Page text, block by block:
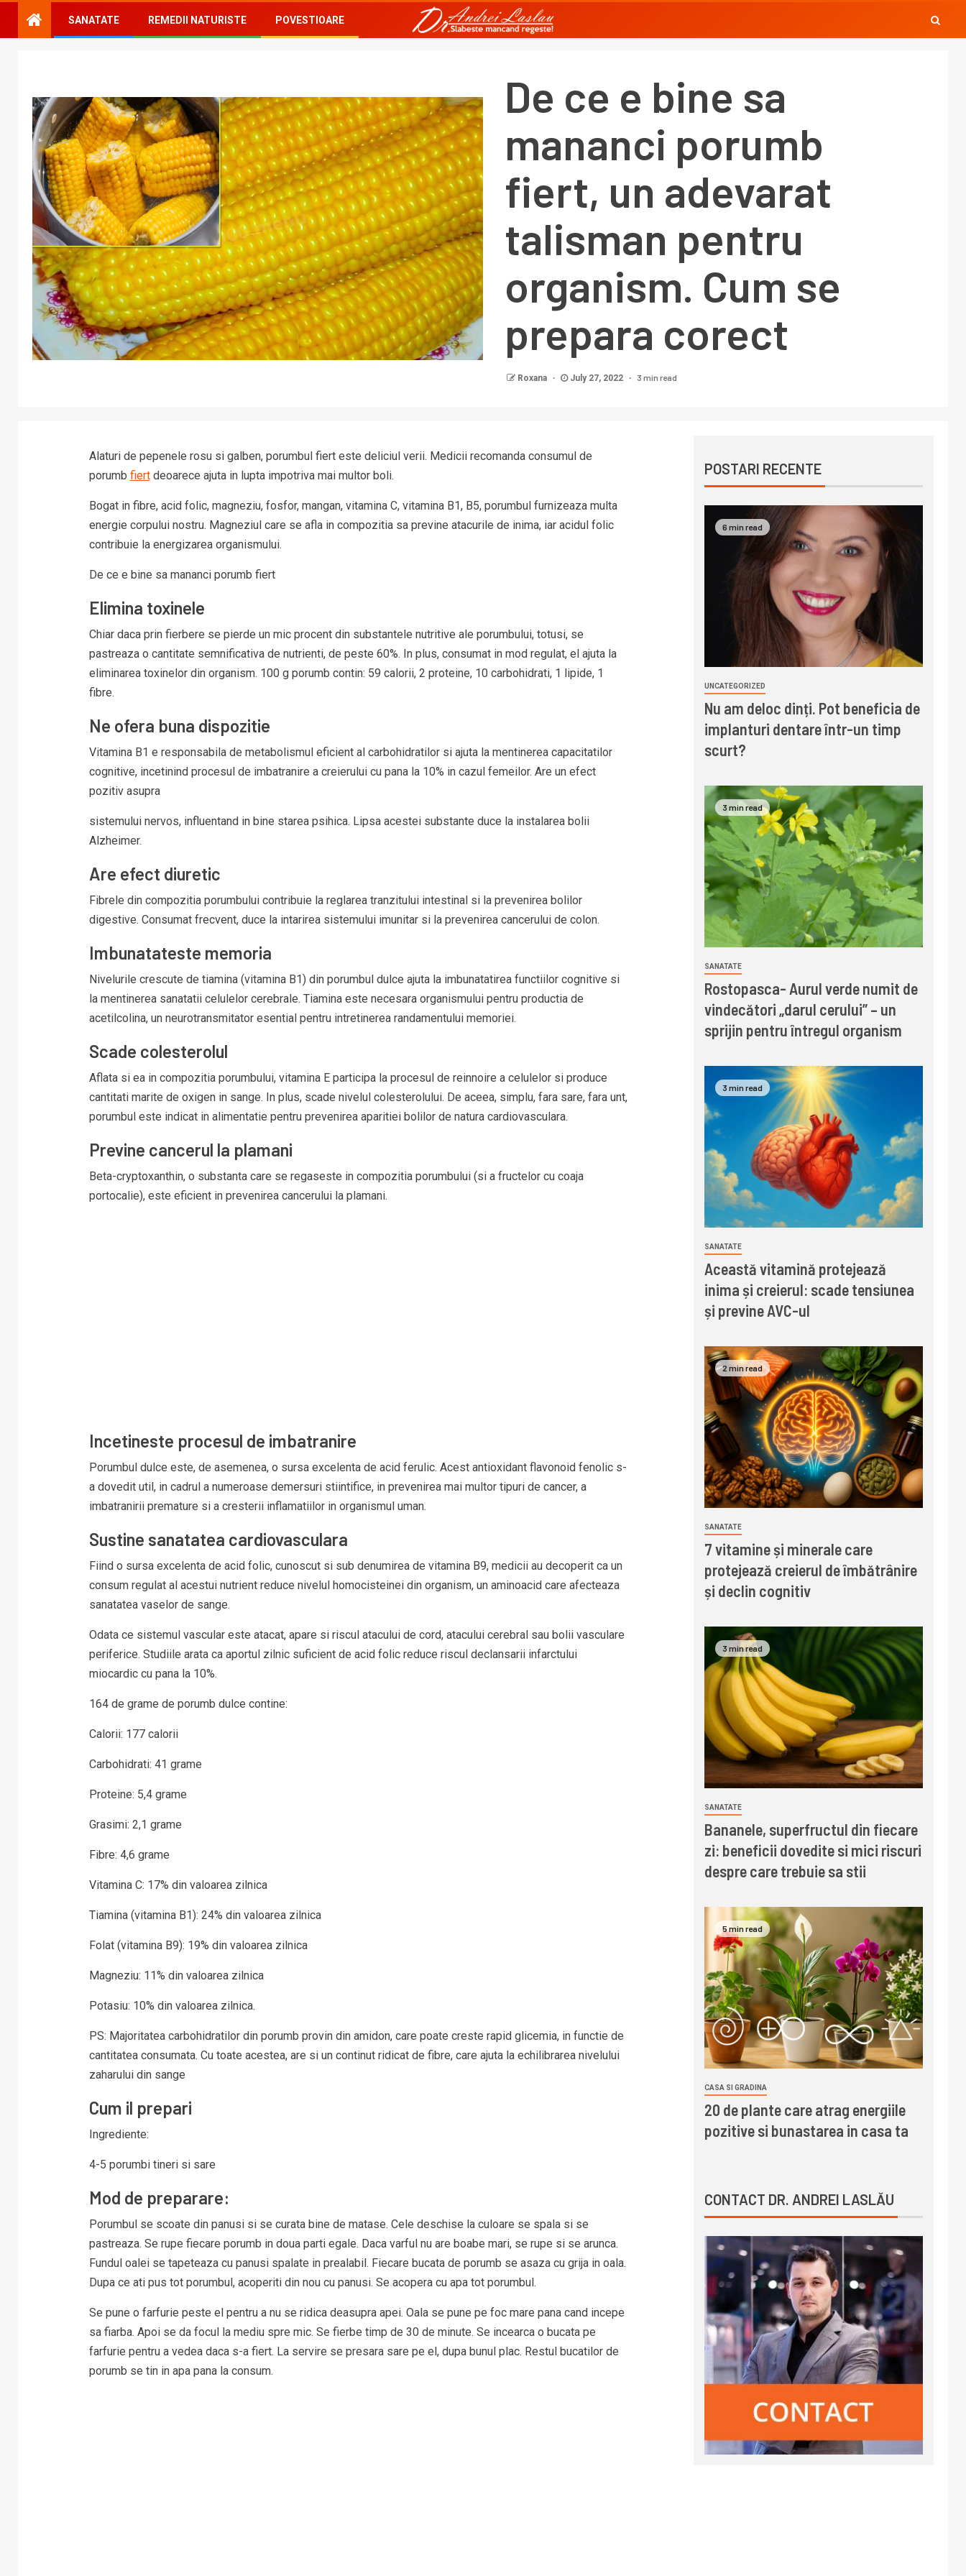
SANATATE REMEDII NATURISTE POVESTIOARE
De ce e bine sa
mananci porumb
fiert, un adevarat
talisman pentru
organism. Cum se
prepara corect
Roxana July 27, 2022 3 min read
Alaturi de pepenele rosu si galben, porumbul fiert este deliciul verii. Medicii recomanda consumul de
porumb fiertdeoarece ajuta in lupta impotriva mai multor boli.
Bogat in fibre, acid folic, magneziu, fosfor, mangan, vitamina C, vitamina B1, B5, porumbul furnizeaza multa
energie corpului nostru. Magneziul care se afla in compozitia sa previne atacurile de inima, iar acidul folic
contribuie la energizarea organismului.
De ce e bine sa mananci porumb fiert
Elimina toxinele
Chiar daca prin fierbere se pierde un mic procent din substantele nutritive ale porumbului, totusi, se
pastreaza o cantitate semnificativa de nutrienti, de peste 60%. In plus, consumat in mod regulat, el ajuta la
eliminarea toxinelor din organism. 100 g porumb contin: 59 calorii, 2 proteine, 10 carbohidrati, 1 lipide, 1
fibre.
Ne ofera buna dispozitie
Vitamina B1 e responsabila de metabolismul eficient al carbohidratilor si ajuta la mentinerea capacitatilor
cognitive, incetinind procesul de imbatranire a creierului cu pana la 10% in cazul femeilor. Are un efect
pozitiv asupra
sistemului nervos, influentand in bine starea psihica. Lipsa acestei substante duce la instalarea bolii
Alzheimer.
Are efect diuretic
Fibrele din compozitia porumbului contribuie la reglarea tranzitului intestinal si la prevenirea bolilor
digestive. Consumat frecvent, duce la intarirea sistemului imunitar si la prevenirea cancerului de colon.
Imbunatateste memoria
Nivelurile crescute de tiamina (vitamina B1) din porumbul dulce ajuta la imbunatatirea functiilor cognitive si
la mentinerea sanatatii celulelor cerebrale. Tiamina este necesara organismului pentru productia de
acetilcolina, un neurotransmitator esential pentru intretinerea randamentului memoriei.
Scade colesterolul
Aflata si ea in compozitia porumbului, vitamina E participa la procesul de reinnoire a celulelor si produce
cantitati marite de oxigen in sange. In plus, scade nivelul colesterolului. De aceea, simplu, fara sare, fara unt,
porumbul este indicat in alimentatie pentru prevenirea aparitiei bolilor de natura cardiovasculara.
Previne cancerul la plamani
Beta-cryptoxanthin, o substanta care se regaseste in compozitia porumbului (si a fructelor cu coaja
portocalie), este eficient in prevenirea cancerului la plamani.
Incetineste procesul de imbatranire
Porumbul dulce este, de asemenea, o sursa excelenta de acid ferulic. Acest antioxidant flavonoid fenolic s-
a dovedit util, in cadrul a numeroase demersuri stiintifice, in prevenirea mai multor tipuri de cancer, a
imbatranirii premature si a cresterii inflamatiilor in organismul uman.
Sustine sanatatea cardiovasculara
Fiind o sursa excelenta de acid folic, cunoscut si sub denumirea de vitamina B9, medicii au decoperit ca un
consum regulat al acestui nutrient reduce nivelul homocisteinei din organism, un aminoacid care afecteaza
sanatatea vaselor de sange.
Odata ce sistemul vascular este atacat, apare si riscul atacului de cord, atacului cerebral sau bolii vasculare
periferice. Studiile arata ca aportul zilnic suficient de acid folic reduce riscul declansarii infarctului
miocardic cu pana la 10%.
164 de grame de porumb dulce contine:
Calorii: 177 calorii
Carbohidrati: 41 grame
Proteine: 5,4 grame
Grasimi: 2,1 grame
Fibre: 4,6 grame
Vitamina C: 17% din valoarea zilnica
Tiamina (vitamina B1): 24% din valoarea zilnica
Folat (vitamina B9): 19% din valoarea zilnica
Magneziu: 11% din valoarea zilnica
Potasiu: 10% din valoarea zilnica.
PS: Majoritatea carbohidratilor din porumb provin din amidon, care poate creste rapid glicemia, in functie de
cantitatea consumata. Cu toate acestea, are si un continut ridicat de fibre, care ajuta la echilibrarea nivelului
zaharului din sange
Cum il prepari
Ingrediente:
4-5 porumbi tineri si sare
Mod de preparare:
Porumbul se scoate din panusi si se curata bine de matase. Cele deschise la culoare se spala si se
pastreaza. Se rupe fiecare porumb in doua parti egale. Daca varful nu are boabe mari, se rupe si se arunca.
Fundul oalei se tapeteaza cu panusi spalate in prealabil. Fiecare bucata de porumb se asaza cu grija in oala.
Dupa ce ati pus tot porumbul, acoperiti din nou cu panusi. Se acopera cu apa tot porumbul.
Se pune o farfurie peste el pentru a nu se ridica deasupra apei. Oala se pune pe foc mare pana cand incepe
sa fiarba. Apoi se da focul la mediu spre mic. Se fierbe timp de 30 de minute. Se incearca o bucata pe
farfurie pentru a vedea daca s-a fiert. La servire se presara sare pe el, dupa bunul plac. Restul bucatilor de
porumb se tin in apa pana la consum.
POSTARI RECENTE
6 min read
UNCATEGORIZED
Nu am deloc dinți. Pot beneficia de
implanturi dentare într-un timp
scurt?
3 min read
SANATATE
Rostopasca- Aurul verde numit de
vindecători „darul cerului” – un
sprijin pentru întregul organism
3 min read
SANATATE
Această vitamină protejează
inima și creierul: scade tensiunea
și previne AVC-ul
2 min read
SANATATE
7 vitamine și minerale care
protejează creierul de îmbătrânire
și declin cognitiv
3 min read
SANATATE
Bananele, superfructul din fiecare
zi: beneficii dovedite si mici riscuri
despre care trebuie sa stii
5 min read
CASA SI GRADINA
20 de plante care atrag energiile
pozitive si bunastarea in casa ta
CONTACT DR. ANDREI LASLĂU